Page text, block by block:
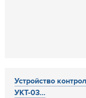
Устройство
УКТ-03...